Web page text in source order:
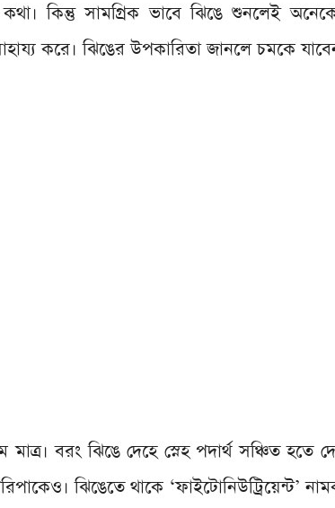
কিন্তু সামগ্রিক ভাবে ঝিঙে শুনলেই
করে। ঝিঙের উপকারিতা জানলে চমকে
বরং ঝিঙে দেহে স্নেহ পদার্থ সঞ্চিত হতে
ঝিঙেতে থাকে ‘ফাইটোনিউট্রিয়েন্ট’